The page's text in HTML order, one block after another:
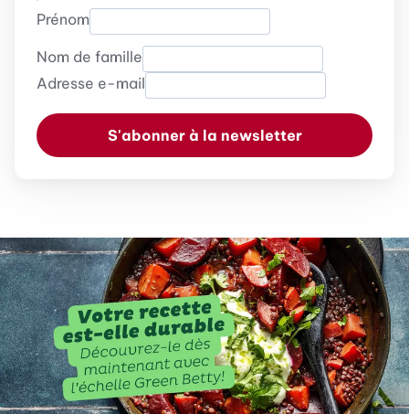
Prénom
Nom de famille
Adresse e-mail
S'abonner à la newsletter